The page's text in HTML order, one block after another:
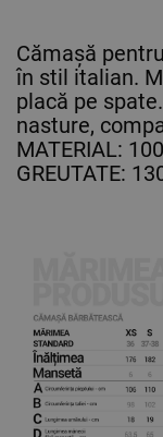
Cămașă
în stil italian.
placă pe
nasture,
MATERIAL:
GREUTATE: